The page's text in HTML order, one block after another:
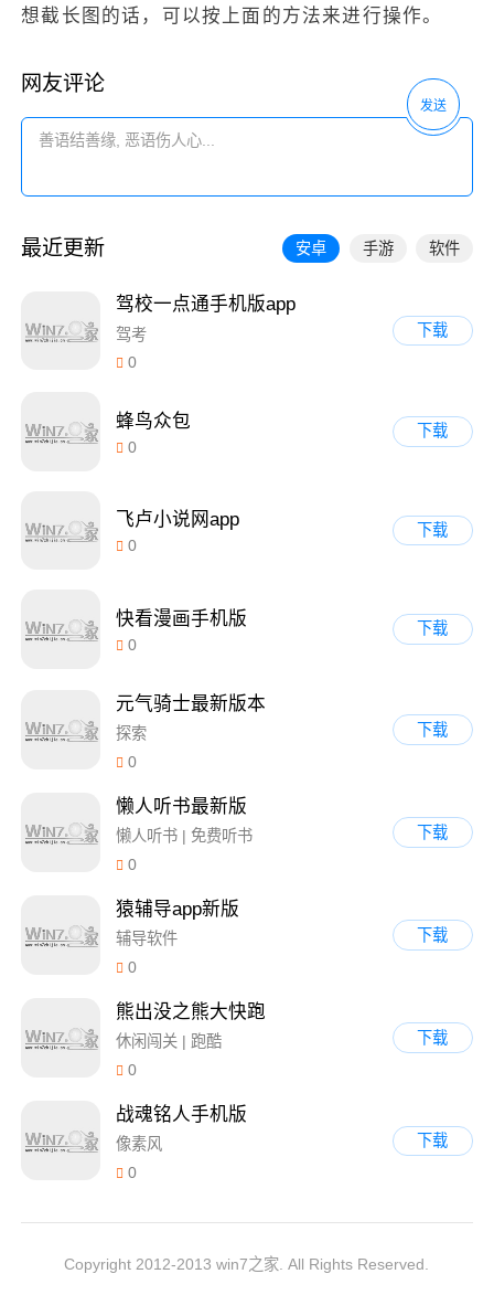
想截长图的话，可以按上面的方法来进行操作。
网友评论
发送
最近更新 安卓 手游 软件
驾校一点通手机版app
驾考
0
下载
蜂鸟众包
0
下载
飞卢小说网app
0
下载
快看漫画手机版
0
下载
元气骑士最新版本
探索
0
下载
懒人听书最新版
懒人听书 | 免费听书
0
下载
猿辅导app新版
辅导软件
0
下载
熊出没之熊大快跑
休闲闯关 | 跑酷
0
下载
战魂铭人手机版
像素风
0
下载
Copyright 2012-2013 win7之家. All Rights Reserved.